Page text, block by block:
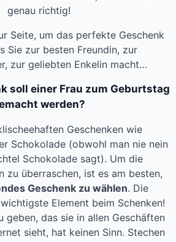
genau richtig!
Seite, um das perfekte Geschenk
Sie zur besten Freundin, zur
zur geliebten Enkelin macht…
soll einer Frau zum Geburtstag
werden?
Geschenken wie
Schokolade (obwohl man nie nein
Schokolade sagt). Um die
zu überraschen, ist es am besten,
Geschenk zu wählen. Die
Element beim Schenken!
geben, das sie in allen Geschäften
sieht, hat keinen Sinn. Stechen